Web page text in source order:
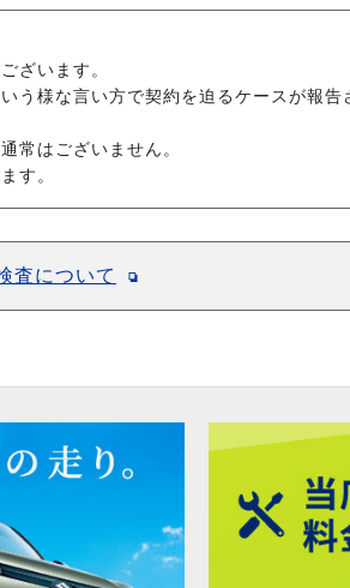
ざいます。
う様な言い方で契約を迫るケースが報告
常はございません。
す。
査について